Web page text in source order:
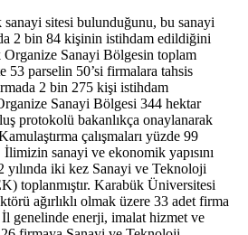
sitesi bulunduğunu, bu sanayi
2 bin 84 kişinin istihdam edildiğini
Organize Sanayi Bölgesin toplam
53 parselin 50’si firmalara tahsis
2 bin 275 kişi istihdam
Sanayi Bölgesi 344 hektar
protokolü bakanlıkça onaylanarak
çalışmaları yüzde 99
İlimizin sanayi ve ekonomik yapısını
yılında iki kez Sanayi ve Teknoloji
toplanmıştır. Karabük Üniversitesi
ağırlıklı olmak üzere 33 adet firma
genelinde enerji, imalat hizmet ve